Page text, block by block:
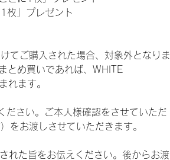
枚」プレゼント
てご購入された場合、対象外となりま
とめ買いであれば、WHITE
れます。
ださい。ご本人様確認をさせていただ
をお渡しさせていただきます。
れた旨をお伝えください。後からお渡